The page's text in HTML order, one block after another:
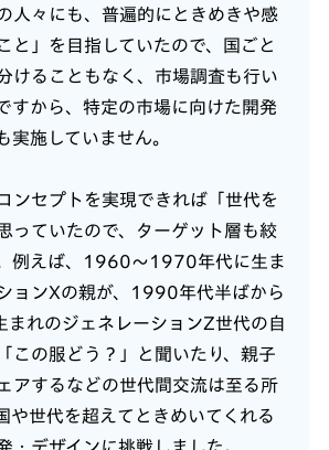
人々にも、普遍的にときめきや感
と」を目指していたので、国ごと
けることもなく、市場調査も行い
すから、特定の市場に向けた開発
実施していません。
ンセプトを実現できれば「世代を
っていたので、ターゲット層も絞
例えば、1960〜1970年代に生ま
ョンXの親が、1990年代半ばから
れのジェネレーションZ世代の自
この服どう？」と聞いたり、親子
アするなどの世代間交流は至る所
や世代を超えてときめいてくれる